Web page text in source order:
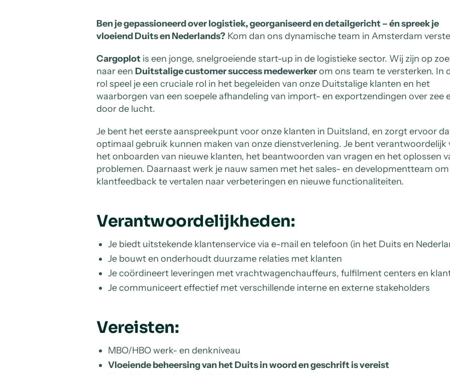
Ben je gepassioneerd over logistiek, georganiseerd en detailgericht – én spreek je
vloeiend Duits en Nederlands? Kom dan ons dynamische team in Amsterdam
Cargoplot is een jonge, snelgroeiende start-up in de logistieke sector. Wij zijn op
naar een Duitstalige customer success medewerkerom ons team te versterken. In
rol speel je een cruciale rol in het begeleiden van onze Duitstalige klanten en het
waarborgen van een soepele afhandeling van import- en exportzendingen over zee
door de lucht.
Je bent het eerste aanspreekpunt voor onze klanten in Duitsland, en zorgt ervoor
optimaal gebruik kunnen maken van onze dienstverlening. Je bent verantwoordelijk
het onboarden van nieuwe klanten, het beantwoorden van vragen en het oplossen
problemen. Daarnaast werk je nauw samen met het sales- en developmentteam om
klantfeedback te vertalen naar verbeteringen en nieuwe functionaliteiten.
Verantwoordelijkheden:
Je biedt uitstekende klantenservice via e-mail en telefoon (in het Duits en
Je bouwt en onderhoudt duurzame relaties met klanten
Je coördineert leveringen met vrachtwagenchauffeurs, fulfilment centers en
Je communiceert effectief met verschillende interne en externe stakeholders
Vereisten:
MBO/HBO werk- en denkniveau
Vloeiende beheersing van het Duits in woord en geschrift is vereist